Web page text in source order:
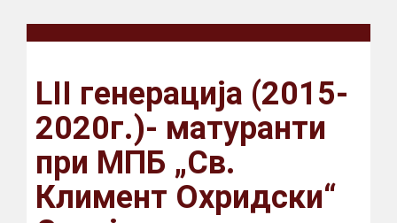
v
i
LII генерација (2015-
2020г.)- матуранти
при МПБ „Св.
Климент Охридски“